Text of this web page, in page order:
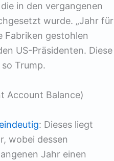
in den vergangenen
wurde. „Jahr für
Fabriken gestohlen
US-Präsidenten. Diese
Trump.
Account Balance)
eindeutig: Dieses liegt
wobei dessen
Jahr einen